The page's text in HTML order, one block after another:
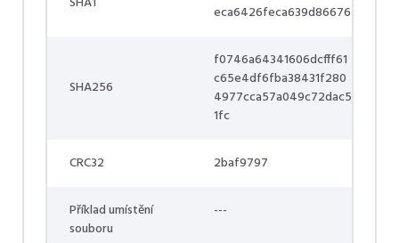
eca6426feca639d86676
SHA256
f0746a64341606dcfff61
c65e4df6fba38431f280
4977cca57a049c72dac5
1fc
CRC32 2baf9797
Příklad umístění
souboru
---